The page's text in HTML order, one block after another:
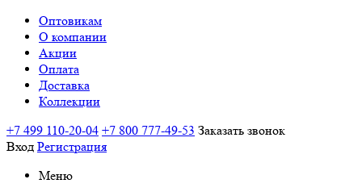
Оптовикам
О компании
Акции
Оплата
Доставка
Коллекции
+7 499 110-20-04 +7 800 777-49-53 Заказать звонок
Вход Регистрация
Меню